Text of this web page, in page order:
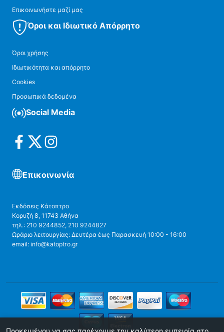
Επικοινωνήστε μαζί μας
Όροι και Ιδιωτικό Απόρρητο
Όροι χρήσης
Ιδιωτικότητα και απόρρητο
Cookies
Προσωπικά δεδομένα
Social Media
Επικοινωνία
Εκδόσεις Κάτοπτρο
Κορυζή 8, 11743 Αθήνα
τηλ.: 210 9244852, 210 9244827
Ωράριο λειτουργίας: Δευτέρα έως Παρασκευή 10:00 - 16:00
email: info@katoptro.gr